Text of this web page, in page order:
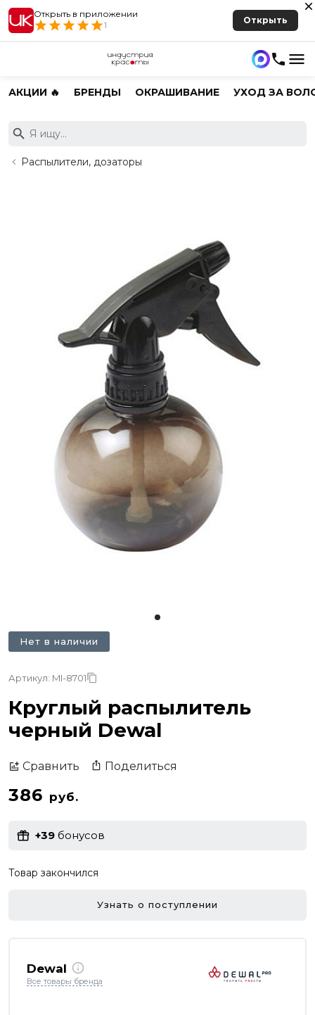
Открыть в приложении
1
Открыть
АКЦИИ 🔥 БРЕНДЫ ОКРАШИВАНИЕ УХОД ЗА
Распылители, дозаторы
Нет в наличии
Артикул: MI-8701
Круглый распылитель
черный Dewal
Сравнить Поделиться
386 руб.
+39 бонусов
Товар закончился
Узнать о поступлении
Dewal
Все товары бренда